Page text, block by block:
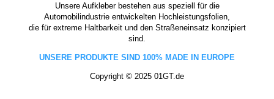
Unsere Aufkleber bestehen aus speziell für die
Automobilindustrie entwickelten Hochleistungsfolien,
die für extreme Haltbarkeit und den Straßeneinsatz konzipiert
sind.
UNSERE PRODUKTE SIND 100% MADE IN EUROPE
Copyright © 2025 01GT.de